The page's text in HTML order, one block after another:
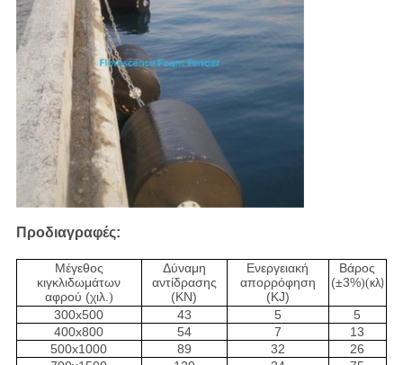
Προδιαγραφές:
Μέγεθος
κιγκλιδωμάτων
αφρού (χιλ.)
Δύναμη
αντίδρασης
(KN)
Ενεργειακή
απορρόφηση
(KJ)
Βάρος
(±3%)(κλ)
300x500 43 5
5
400x800
54 7
13
500x1000
89 32
26